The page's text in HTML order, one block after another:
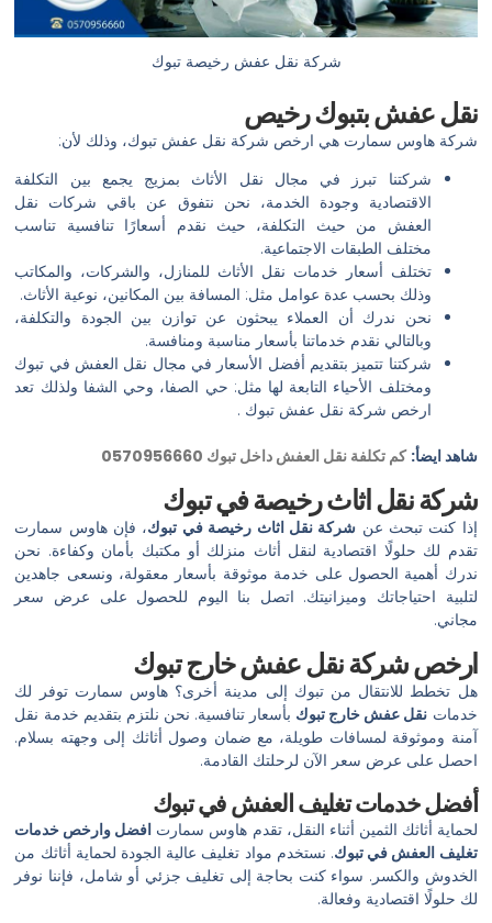
شركة نقل عفش رخيصة تبوك
نقل عفش بتبوك رخيص
شركة هاوس سمارت هي ارخص شركة نقل عفش تبوك، وذلك لأن:
شركتنا تبرز في مجال نقل الأثاث بمزيج يجمع بين التكلفة
الاقتصادية وجودة الخدمة، نحن نتفوق عن باقي شركات نقل
العفش من حيث التكلفة، حيث نقدم أسعارًا تنافسية تناسب
مختلف الطبقات الاجتماعية.
تختلف أسعار خدمات نقل الأثاث للمنازل، والشركات، والمكاتب
وذلك بحسب عدة عوامل مثل: المسافة بين المكانين، نوعية الأثاث.
نحن ندرك أن العملاء يبحثون عن توازن بين الجودة والتكلفة،
وبالتالي نقدم خدماتنا بأسعار مناسبة ومنافسة.
شركتنا تتميز بتقديم أفضل الأسعار في مجال نقل العفش في تبوك
ومختلف الأحياء التابعة لها مثل: حي الصفا، وحي الشفا ولذلك تعد
ارخص شركة نقل عفش تبوك .
شاهد ايضأ: كم تكلفة نقل العفش داخل تبوك 0570956660
شركة نقل اثاث رخيصة في تبوك
إذا كنت تبحث عن شركة نقل اثاث رخيصة في تبوك، فإن هاوس سمارت
تقدم لك حلولًا اقتصادية لنقل أثاث منزلك أو مكتبك بأمان وكفاءة. نحن
ندرك أهمية الحصول على خدمة موثوقة بأسعار معقولة، ونسعى جاهدين
لتلبية احتياجاتك وميزانيتك. اتصل بنا اليوم للحصول على عرض سعر
مجاني.
ارخص شركة نقل عفش خارج تبوك
هل تخطط للانتقال من تبوك إلى مدينة أخرى؟ هاوس سمارت توفر لك
خدمات نقل عفش خارج تبوك بأسعار تنافسية. نحن نلتزم بتقديم خدمة نقل
آمنة وموثوقة لمسافات طويلة، مع ضمان وصول أثاثك إلى وجهته بسلام.
احصل على عرض سعر الآن لرحلتك القادمة.
أفضل خدمات تغليف العفش في تبوك
لحماية أثاثك الثمين أثناء النقل، تقدم هاوس سمارت افضل وارخص خدمات
تغليف العفش في تبوك. نستخدم مواد تغليف عالية الجودة لحماية أثاثك من
الخدوش والكسر. سواء كنت بحاجة إلى تغليف جزئي أو شامل، فإننا نوفر
لك حلولًا اقتصادية وفعالة.